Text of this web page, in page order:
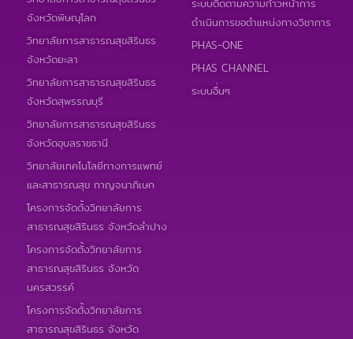
จังหวัดพิษณุโลก
วิทยาลัยการสาธารณสุขสิรินธร
จังหวัดยะลา
วิทยาลัยการสาธารณสุขสิรินธร
จังหวัดสุพรรณบุรี
วิทยาลัยการสาธารณสุขสิรินธร
จังหวัดอุบลราชธานี
วิทยาลัยเทคโนโลยีทางการแพทย์
และสาธารณสุข กาญจนาภิเษก
โครงการจัดตั้งวิทยาลัยการ
สาธารณสุขสิรินธร จังหวัดลำปาง
โครงการจัดตั้งวิทยาลัยการ
สาธารณสุขสิรินธร จังหวัด
นครสวรรค์
โครงการจัดตั้งวิทยาลัยการ
สาธารณสุขสิรินธร จังหวัด
ระบบติดตามความก้าวหน้าการ
ดำเนินการขอตำแหน่งทางวิชาการ
PHAS-ONE
PHAS CHANNEL
ระบบอื่นๆ